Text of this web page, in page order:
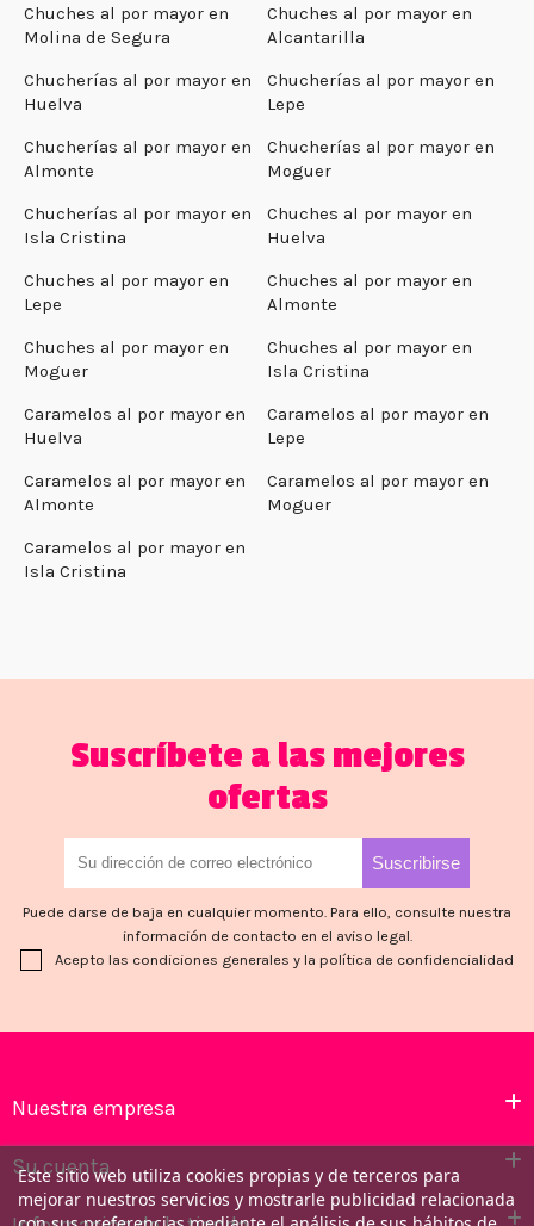
Chuches al por mayor en
Molina de Segura
Chuches al por mayor en
Alcantarilla
Chucherías al por mayor en
Huelva
Chucherías al por mayor en
Lepe
Chucherías al por mayor en
Almonte
Chucherías al por mayor en
Moguer
Chucherías al por mayor en
Isla Cristina
Chuches al por mayor en
Huelva
Chuches al por mayor en
Lepe
Chuches al por mayor en
Almonte
Chuches al por mayor en
Moguer
Chuches al por mayor en
Isla Cristina
Caramelos al por mayor en
Huelva
Caramelos al por mayor en
Lepe
Caramelos al por mayor en
Almonte
Caramelos al por mayor en
Moguer
Caramelos al por mayor en
Isla Cristina
Suscríbete a las mejores
ofertas
Puede darse de baja en cualquier momento. Para ello, consulte nuestra
información de contacto en el aviso legal.
Acepto las condiciones generales y la política de confidencialidad
Nuestra empresa
Su cuenta
Este sitio web utiliza cookies propias y de terceros para
mejorar nuestros servicios y mostrarle publicidad relacionada